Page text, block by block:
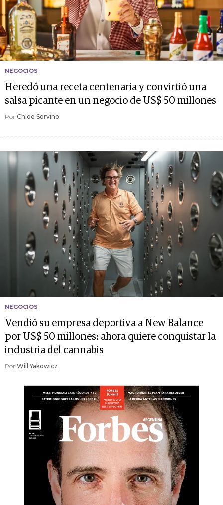
NEGOCIOS
Heredó una receta centenaria y convirtió una
salsa picante en un negocio de US$ 50 millones
Por Chloe Sorvino
NEGOCIOS
Vendió su empresa deportiva a New Balance
por US$ 50 millones: ahora quiere conquistar la
industria del cannabis
Por Will Yakowicz